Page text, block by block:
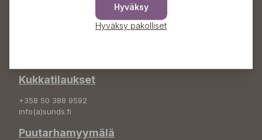
Kukkatilaukset
+358 50 388 9592
info(a)sunds.fi
Puutarhamyymälä
Hyväksy
Hyväksy pakolliset